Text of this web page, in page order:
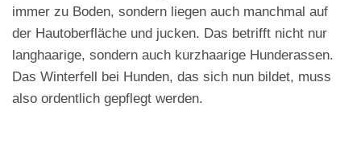
immer zu Boden, sondern liegen auch manchmal auf
der Hautoberfläche und jucken. Das betrifft nicht nur
langhaarige, sondern auch kurzhaarige Hunderassen.
Das Winterfell bei Hunden, das sich nun bildet, muss
also ordentlich gepflegt werden.